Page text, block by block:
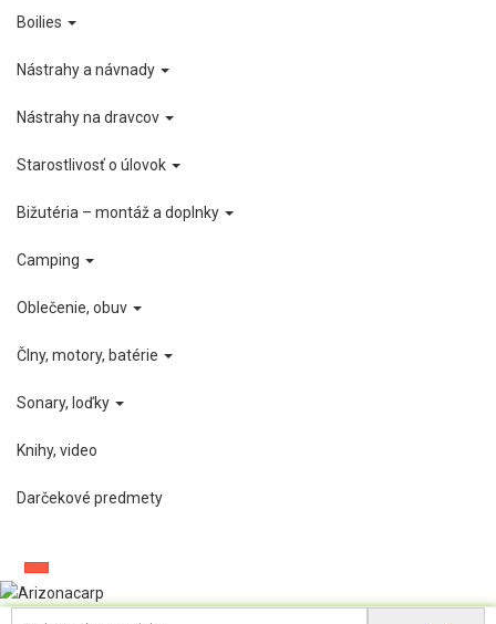
Boilies
Nástrahy a návnady
Nástrahy na dravcov
Starostlivosť o úlovok
Bižutéria – montáž a doplnky
Camping
Oblečenie, obuv
Člny, motory, batérie
Sonary, loďky
Knihy, video
Darčekové predmety